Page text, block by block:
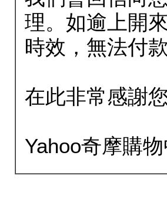
理。如逾上開
時效，無法付款
在此非常感謝
Yahoo奇摩購